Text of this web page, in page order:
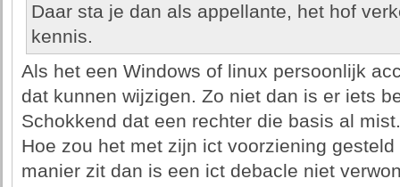
Daar sta je dan als appellante, het hof
kennis.
Als het een Windows of linux persoonlijk
dat kunnen wijzigen. Zo niet dan is er iets
Schokkend dat een rechter die basis al mist.
Hoe zou het met zijn ict voorziening
manier zit dan is een ict debacle niet